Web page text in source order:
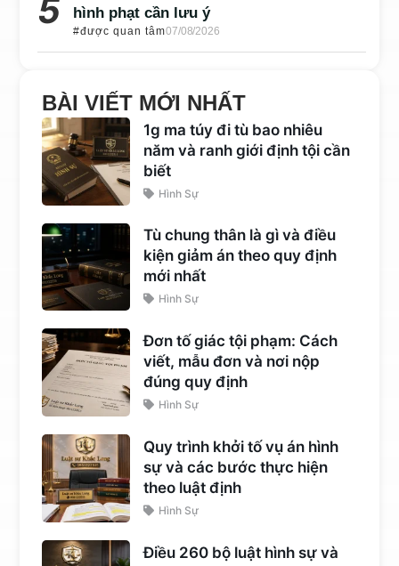
hình phạt cần lưu ý
#được quan tâm07/08/2026
BÀI VIẾT MỚI NHẤT
1g ma túy đi tù bao nhiêu
năm và ranh giới định tội cần
biết
Hình Sự
Tù chung thân là gì và điều
kiện giảm án theo quy định
mới nhất
Hình Sự
Đơn tố giác tội phạm: Cách
viết, mẫu đơn và nơi nộp
đúng quy định
Hình Sự
Quy trình khởi tố vụ án hình
sự và các bước thực hiện
theo luật định
Hình Sự
Điều 260 bộ luật hình sự và